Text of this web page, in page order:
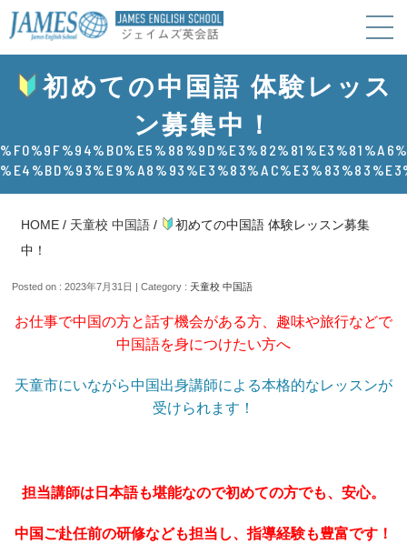
初めての中国語 体験レッス
ン募集中！
HOME / 天童校 中国語 /
初めての中国語 体験レッスン募集
中！
Posted on : 2023年7月31日 | Category : 天童校 中国語
お仕事で中国の方と話す機会がある方、趣味や旅行などで
中国語を身につけたい方へ
天童市にいながら中国出身講師による本格的なレッスンが
受けられます！
担当講師は日本語も堪能なので初めての方でも、安心。
中国ご赴任前の研修なども担当し、指導経験も豊富です！